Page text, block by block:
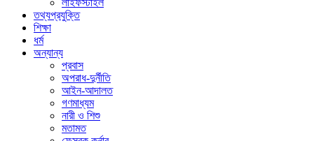
লাইফস্টাইল
তথ্যপ্রযুক্তি
শিক্ষা
ধর্ম
অন্যান্য
প্রবাস
অপরাধ-দুর্নীতি
আইন-আদালত
গণমাধ্যম
নারী ও শিশু
মতামত